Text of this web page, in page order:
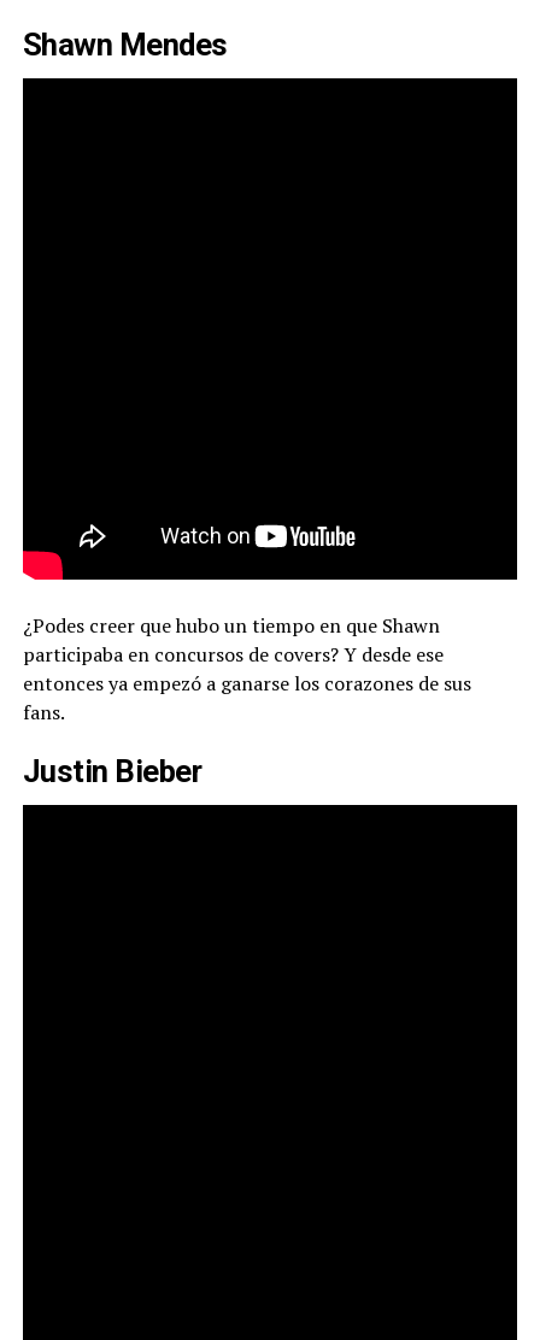
Shawn Mendes
¿Podes creer que hubo un tiempo en que Shawn
participaba en concursos de covers? Y desde ese
entonces ya empezó a ganarse los corazones de sus
fans.
Justin Bieber